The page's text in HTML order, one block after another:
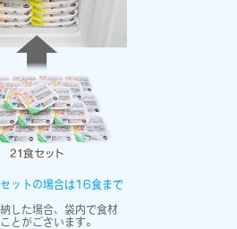
ットの場合は16食まで
した場合、袋内で食材
とがございます。